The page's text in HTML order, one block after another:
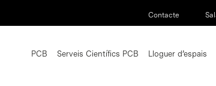
Contacte
PCB Serveis Científics PCB Lloguer d’espais